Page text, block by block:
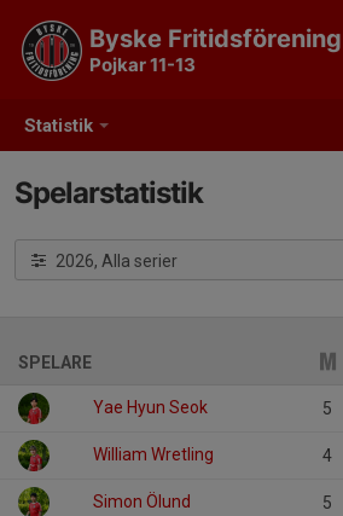
Statistik
Byske Fritidsförening
Pojkar 11-13
Spelarstatistik
2026, Alla serier
SPELARE
Yae Hyun Seok 5
William Wretling 4
Simon Ölund 5